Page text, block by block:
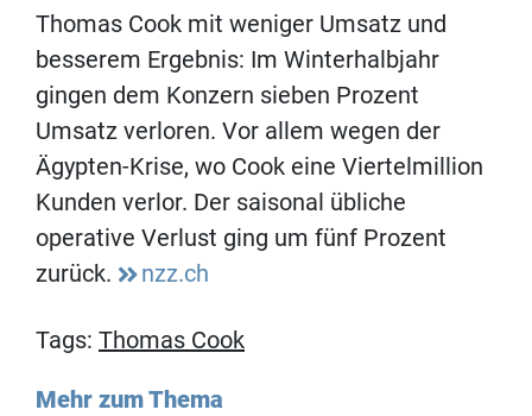
Thomas Cook mit weniger Umsatz und
besserem Ergebnis: Im Winterhalbjahr
gingen dem Konzern sieben Prozent
Umsatz verloren. Vor allem wegen der
Ägypten-Krise, wo Cook eine Viertelmillion
Kunden verlor. Der saisonal übliche
operative Verlust ging um fünf Prozent
zurück.
nzz.ch
Tags: Thomas Cook
Mehr zum Thema